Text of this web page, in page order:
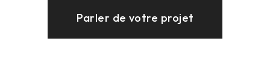
Parler de votre projet